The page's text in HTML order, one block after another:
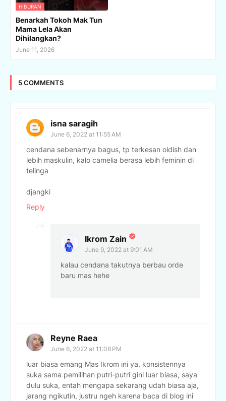
HIBURAN
Benarkah Tokoh Mak Tun
Mama Lela Akan
Dihilangkan?
June 11, 2026
5 COMMENTS
isna saragih
June 6, 2022 at 11:55 AM
cendana sebenarnya bagus, tp terkesan oldish dan
lebih maskulin, kalo camelia berasa lebih feminin di
telinga
djangki
Reply
Ikrom Zain
June 9, 2022 at 9:01 AM
kalau cendana takutnya berbau orde
baru mas hehe
Reyne Raea
June 6, 2022 at 11:08 PM
luar biasa emang Mas Ikrom ini ya, konsistennya
suka sama pemilihan putri-putri gini luar biasa, saya
dulu suka, entah mengapa sekarang udah biasa aja,
jarang ngikutin, justru ngeh karena baca di blog ini